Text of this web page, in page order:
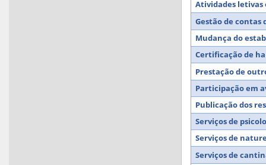
Atividades letivas
Gestão de contas
Mudança do
Certificação de
Prestação de
Participação em
Publicação dos
Serviços de
Serviços de
Serviços de